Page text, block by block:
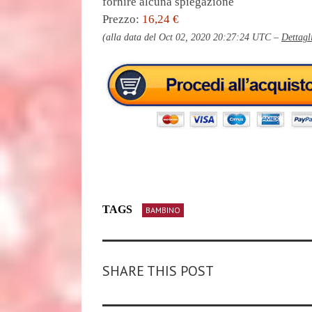
Prezzo: 16,24 €
(alla data del Oct 02, 2020 20:27:24 UTC –
TAGS BAMBINO
SHARE THIS POST